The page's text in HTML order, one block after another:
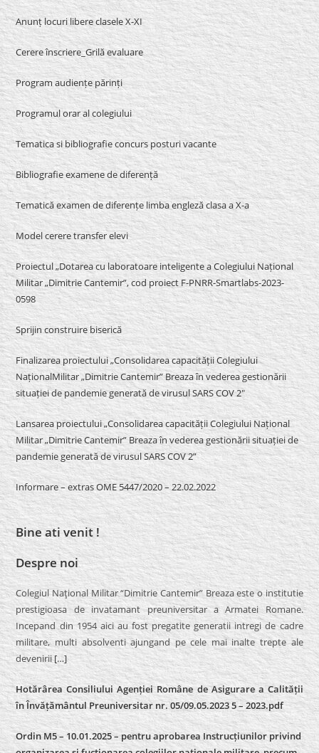
Anunț locuri libere clasele X-XI
Cerere înscriere_Grilă evaluare
Program audiențe părinți
Programul orar al colegiului
Tematica si bibliografie concurs posturi vacante
Bibliografie examene de diferență
Tematică examen de diferențe limba engleză clasa a X-a
Model cerere transfer elevi
Proiectul „Dotarea cu laboratoare inteligente a Colegiului Național
Militar „Dimitrie Cantemir”, cod proiect F-PNRR-Smartlabs-2023-
0598
Sprijin construire biserică
Finalizarea proiectului „Consolidarea capacității Colegiului
NaționalMilitar „Dimitrie Cantemir” Breaza în vederea gestionării
situației de pandemie generată de virusul SARS COV 2″
Lansarea proiectului „Consolidarea capacității Colegiului Național
Militar „Dimitrie Cantemir” Breaza în vederea gestionării situației de
pandemie generată de virusul SARS COV 2”
Informare – extras OME 5447/2020 – 22.02.2022
Bine ati venit !
Despre noi
Colegiul Naţional Militar “Dimitrie Cantemir” Breaza este o institutie
prestigioasa de invatamant preuniversitar a Armatei Romane.
Incepand din 1954 aici au fost pregatite generatii intregi de cadre
militare, multi absolventi ajungand pe cele mai inalte trepte ale
devenirii[…]
Hotărârea Consiliului Agenției Române de Asigurare a Calității
în Învățământul Preuniversitar nr. 05/09.05.2023 5 – 2023.pdf
Ordin M5 – 10.01.2025 – pentru aprobarea Instrucțiunilor privind